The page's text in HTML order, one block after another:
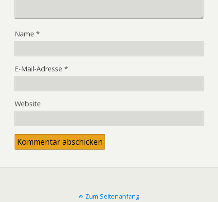
Name *
E-Mail-Adresse *
Website
Zum Seitenanfang